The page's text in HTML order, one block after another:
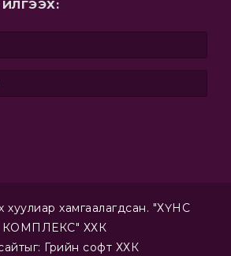
ИЛГЭЭХ:
хуулиар хамгаалагдсан. "ХҮНС
КОМПЛЕКС" ХХК
ыг: Грийн софт ХХК